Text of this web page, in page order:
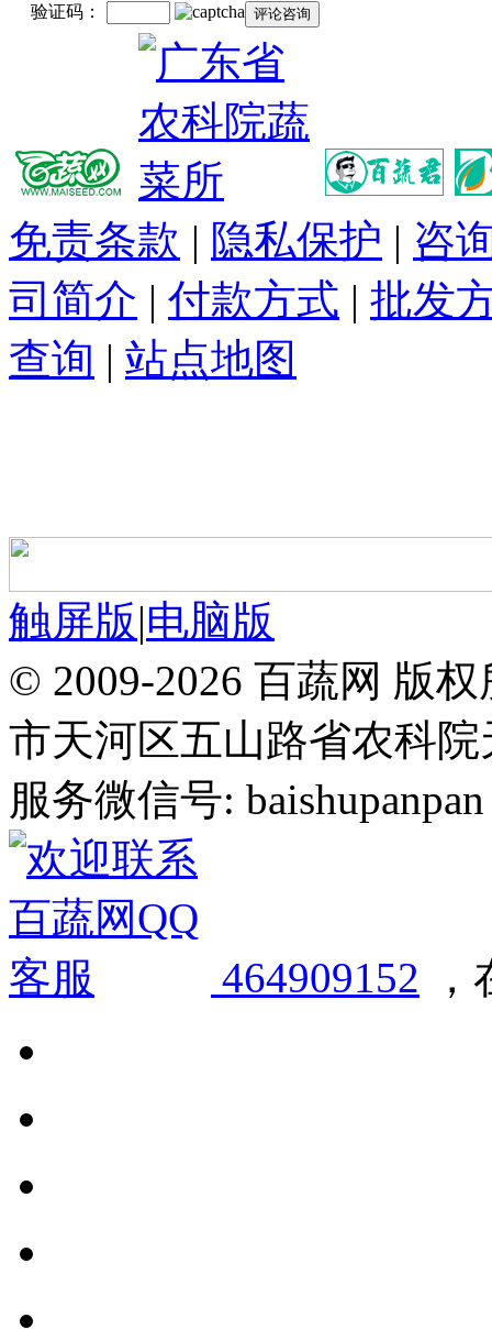
验证码：
免责条款 | 隐私保护 | 咨
司简介 | 付款方式 | 批发
查询 | 站点地图
触屏版|电脑版
© 2009-2026 百蔬网 版
市天河区五山路省农科院
服务微信号:
464909152